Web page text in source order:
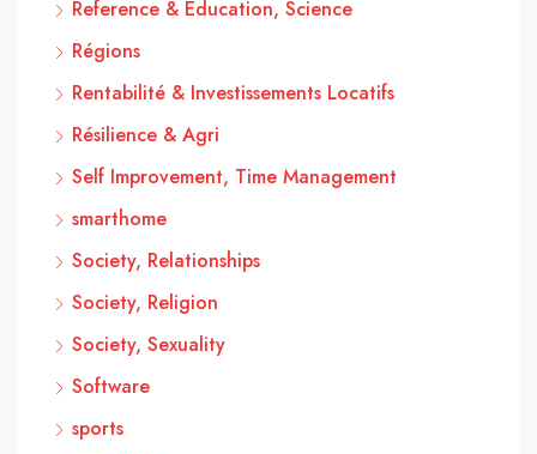
Reference & Education, Science
Régions
Rentabilité & Investissements Locatifs
Résilience & Agri
Self Improvement, Time Management
smarthome
Society, Relationships
Society, Religion
Society, Sexuality
Software
sports